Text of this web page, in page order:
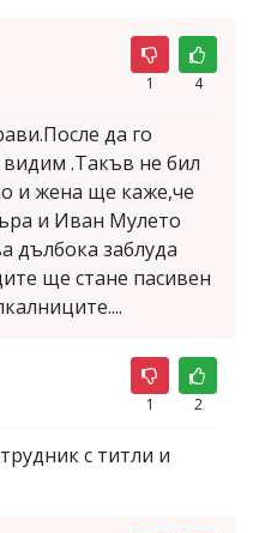
1 4
да го
.Такъв не бил
и жена ще каже,че
и Иван Мулето
дълбока заблуда
ще стане пасивен
1 2
с титли и